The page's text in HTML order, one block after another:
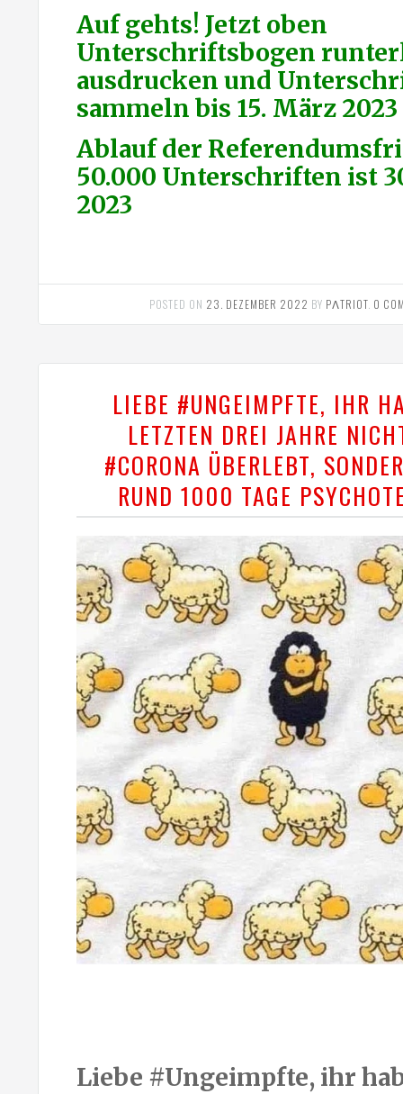
Auf gehts! Jetzt oben
Unterschriftsbogen
ausdrucken und
sammeln bis 15. März 2023
Ablauf der
50.000 Unterschriften ist
2023
POSTED ON 23. DEZEMBER 2022 BY PΛTRIOT. 0
LIEBE #UNGEIMPFTE, IHR
LETZTEN DREI JAHRE
#CORONA ÜBERLEBT,
RUND 1000 TAGE
Liebe #Ungeimpfte, ihr